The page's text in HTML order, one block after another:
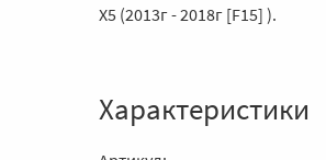
X5 (2013г - 2018г [F15] ).
Характеристики